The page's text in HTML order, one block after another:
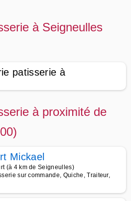
à Seigneulles
patisserie à
à proximité de
Mickael
(à 4 km de Seigneulles)
sur commande, Quiche, Traiteur,